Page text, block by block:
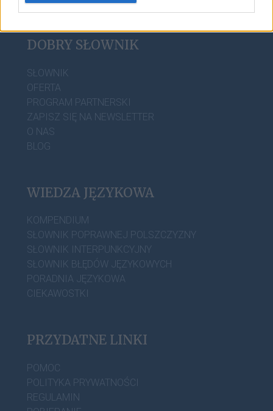
DOBRY SŁOWNIK
SŁOWNIK
OFERTA
PROGRAM PARTNERSKI
ZAPISZ SIĘ NA NEWSLETTER
O NAS
BLOG
WIEDZA JĘZYKOWA
KOMPENDIUM
SŁOWNIK POPRAWNEJ POLSZCZYZNY
SŁOWNIK INTERPUNKCYJNY
SŁOWNIK BŁĘDÓW JĘZYKOWYCH
PORADNIA JĘZYKOWA
CIEKAWOSTKI
PRZYDATNE LINKI
POMOC
POLITYKA PRYWATNOŚCI
REGULAMIN